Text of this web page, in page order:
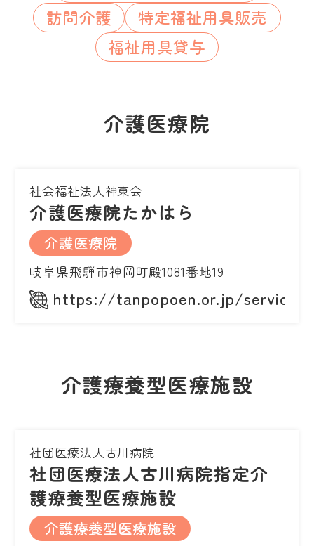
訪問介護
特定福祉用具販売
福祉用具貸与
介護医療院
社会福祉法人神東会
介護医療院たかはら
介護医療院
岐阜県飛騨市神岡町殿1081番地19
https://tanpopoen.or.jp/service/
介護療養型医療施設
社団医療法人古川病院
社団医療法人古川病院指定介
護療養型医療施設
介護療養型医療施設